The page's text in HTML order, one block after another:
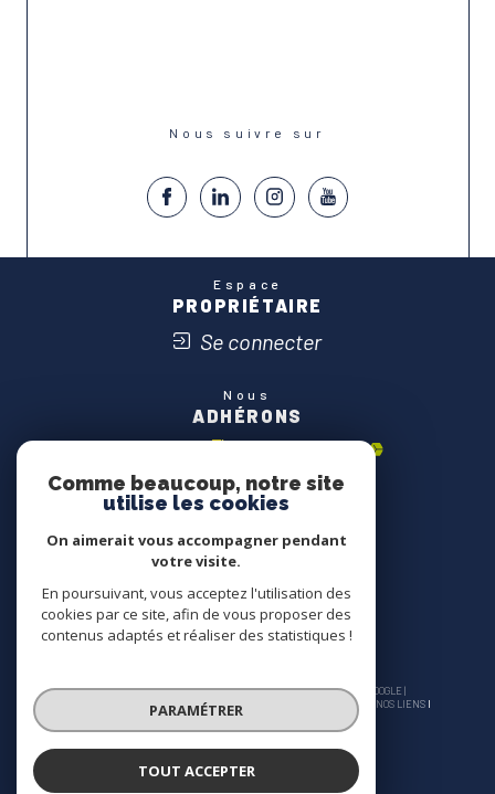
Nous suivre sur
Espace
PROPRIÉTAIRE
Se connecter
Nous
ADHÉRONS
© 2026 | TOUS DROITS RÉSERVÉS | TRADUCTION POWERED BY GOOGLE |
PLAN DU SITE MENTIONS LÉGALES ADMIN
NOS LIENS
POLITIQUE RGPD
Comme beaucoup, notre site
utilise les cookies
On aimerait vous accompagner pendant
votre visite.
En poursuivant, vous acceptez l'utilisation des
cookies par ce site, afin de vous proposer des
contenus adaptés et réaliser des statistiques !
PARAMÉTRER
TOUT ACCEPTER